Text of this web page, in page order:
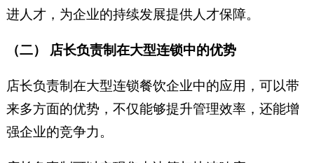
进人才，为企业的持续发展提供人才保障。
（二） 店长负责制在大型连锁中的优势
店长负责制在大型连锁餐饮企业中的应用，可以带
来多方面的优势，不仅能够提升管理效率，还能增
强企业的竞争力。